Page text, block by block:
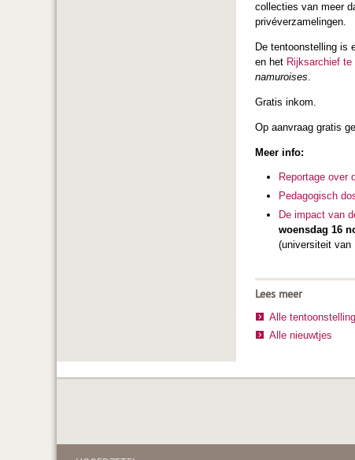
collecties van meer
privéverzamelingen.
De tentoonstelling is
en het Rijksarchief te
namuroises.
Gratis inkom.
Op aanvraag gratis
Meer info:
Reportage over
Pedagogisch
De impact van
woensdag 16
(universiteit van
Lees meer
Alle
Alle nieuwtjes